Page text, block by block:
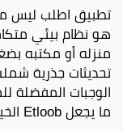
تطبيق اطلب ليس
هو نظام بيئي
تحديثات جذرية
الوجبات
ما يجعل Etloob الخيار الأمثل: